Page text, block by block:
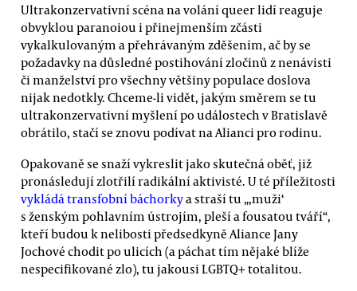
Ultrakonzervativní scéna na volání queer lidí reaguje
obvyklou paranoiou i přinejmenším zčásti
vykalkulovaným a přehrávaným zděšením, ač by se
požadavky na důsledné postihování zločinů z nenávisti
či manželství pro všechny většiny populace doslova
nijak nedotkly. Chceme-li vidět, jakým směrem se tu
ultrakonzervativní myšlení po událostech v Bratislavě
obrátilo, stačí se znovu podívat na Alianci pro rodinu.
Opakovaně se snaží vykreslit jako skutečná oběť, již
pronásledují zlotřilí radikální aktivisté. U té příležitosti
vykládá transfobní báchorkya straší tu „‚muži‘
s ženským pohlavním ústrojím, pleší a fousatou tváří“,
kteří budou k nelibosti předsedkyně Aliance Jany
Jochové chodit po ulicích (a páchat tím nějaké blíže
nespecifikované zlo), tu jakousi LGBTQ+ totalitou.